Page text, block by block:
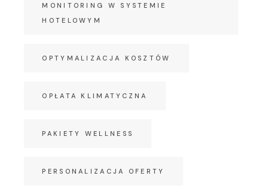
MONITORING W SYSTEMIE
HOTELOWYM
OPTYMALIZACJA KOSZTÓW
OPŁATA KLIMATYCZNA
PAKIETY WELLNESS
PERSONALIZACJA OFERTY